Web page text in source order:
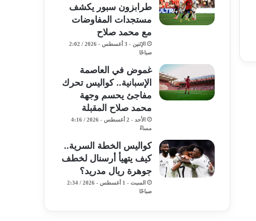
طرابزون سبور يكشف
مستجدات المفاوضات
مع محمد صلاح
الإثنين - 3 أغسطس - 2026 / 2:02
صباحًا
غموض في العاصمة
الإسبانية.. كواليس تحرك
مفاجئ يحسم وجهة
محمد صلاح المقبلة
الأحد - 2 أغسطس - 2026 / 4:16
مساءً
كواليس الخطة السرية..
كيف يتهيأ أرسنال لخطف
جوهرة ريال مدريد؟
السبت - 1 أغسطس - 2026 / 2:34
صباحًا